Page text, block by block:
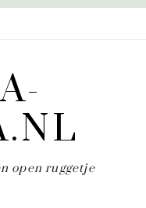
open ruggetje